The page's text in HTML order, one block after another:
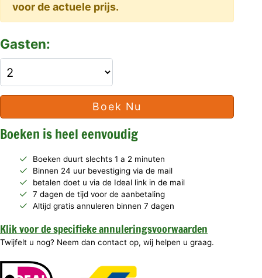
voor de actuele prijs.
Gasten:
Boek Nu
Boeken is heel eenvoudig
Boeken duurt slechts 1 a 2 minuten
Binnen 24 uur bevestiging via de mail
betalen doet u via de Ideal link in de mail
7 dagen de tijd voor de aanbetaling
Altijd gratis annuleren binnen 7 dagen
Klik voor de specifieke annuleringsvoorwaarden
Twijfelt u nog? Neem dan contact op, wij helpen u graag.